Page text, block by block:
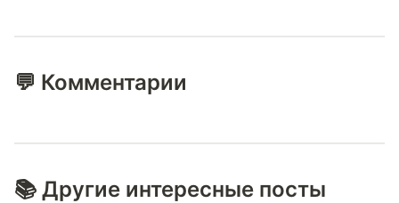
💬 Комментарии
📚 Другие интересные посты